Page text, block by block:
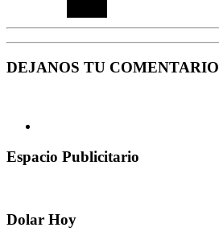
DEJANOS TU COMENTARIO
Espacio Publicitario
Dolar Hoy